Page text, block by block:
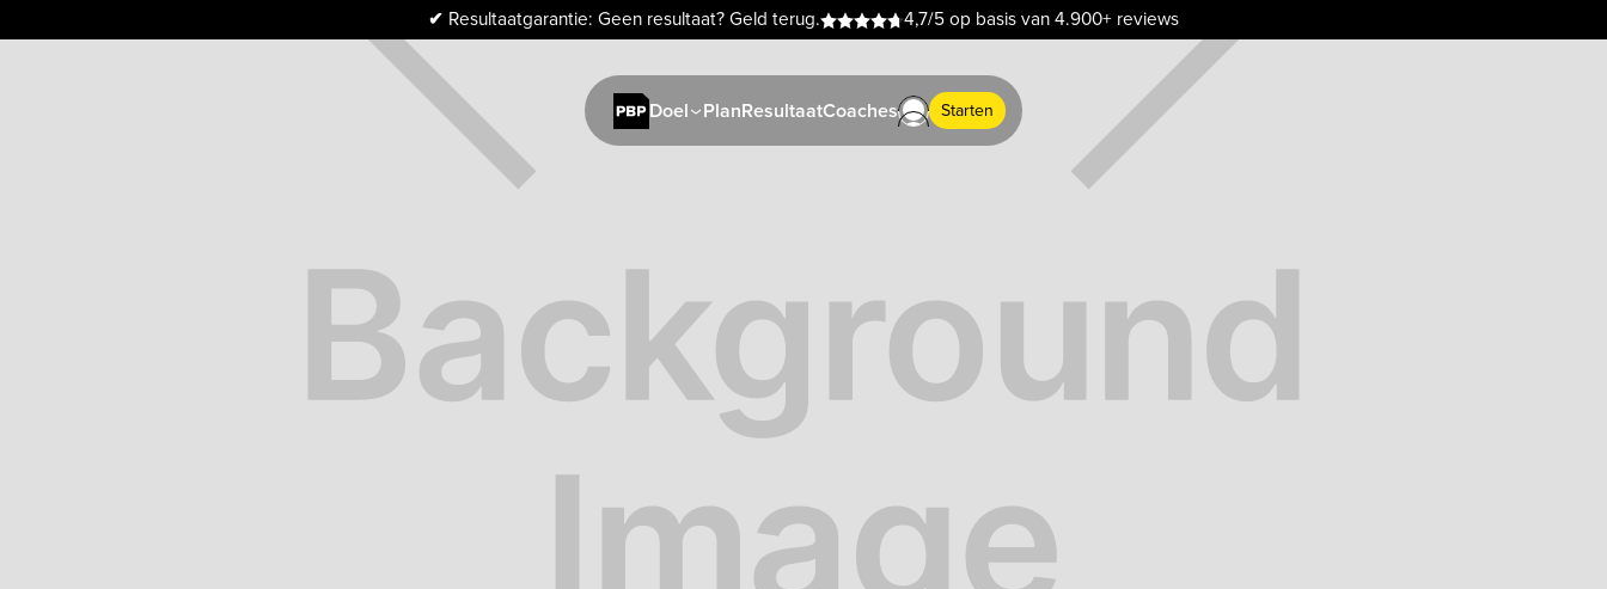
✔ Resultaatgarantie: Geen resultaat? Geld terug. 4,7/5 op basis van 4.900+ reviews
Doel PlanResultaatCoaches Starten